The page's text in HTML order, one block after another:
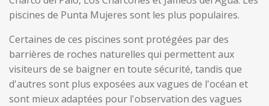
piscines de Punta Mujeres sont les plus populaires.
Certaines de ces piscines sont protégées par des
barrières de roches naturelles qui permettent aux
visiteurs de se baigner en toute sécurité, tandis que
d'autres sont plus exposées aux vagues de l'océan et
sont mieux adaptées pour l'observation des vagues